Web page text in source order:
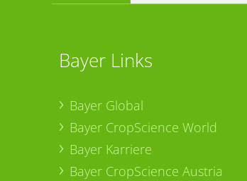
Bayer Links
Bayer Global
Bayer CropScience World
Bayer Karriere
Bayer CropScience Austria